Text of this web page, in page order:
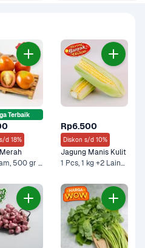
Terbaik
d 18%
250 gram, 500 gr - Ekonomis +1 Lainnya
Rp6.500
Diskon s/d 10%
Jagung Manis Kulit
1 Pcs, 1 kg +2 Lainnya